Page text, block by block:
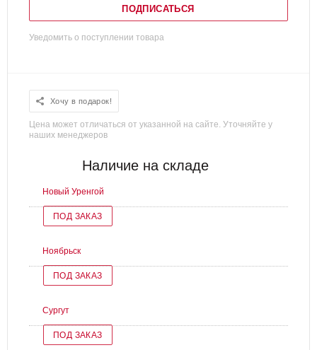
ПОДПИСАТЬСЯ
Уведомить о поступлении товара
Хочу в подарок!
Цена может отличаться от указанной на сайте. Уточняйте у
наших менеджеров
Наличие на складе
Новый Уренгой
ПОД ЗАКАЗ
Ноябрьск
ПОД ЗАКАЗ
Сургут
ПОД ЗАКАЗ